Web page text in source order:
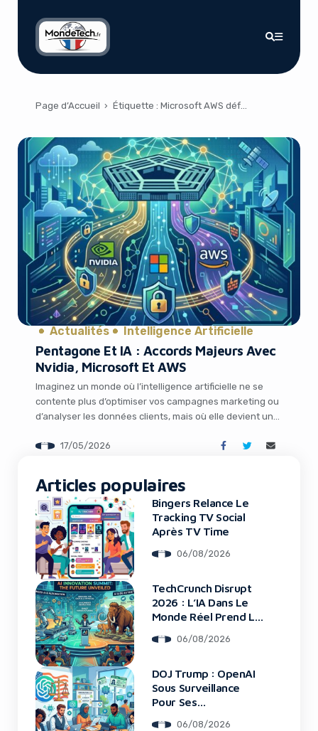
Page d’Accueil › Étiquette : Microsoft AWS défense
Actualités Intelligence Artificielle
Pentagone Et IA : Accords Majeurs Avec
Nvidia, Microsoft Et AWS
Imaginez un monde où l’intelligence artificielle ne se
contente plus d’optimiser vos campagnes marketing ou
d’analyser les données clients, mais où elle devient un
précisément ce qui se déroule en ce moment aux États-
17/05/2026
Articles populaires
Bingers Relance Le
Tracking TV Social
Après TV Time
06/08/2026
TechCrunch Disrupt
2026 : L’IA Dans Le
Monde Réel Prend La
06/08/2026
DOJ Trump : OpenAI
Sous Surveillance
Pour Ses
06/08/2026
using an ad-blocker!
Yes, I will turn off Ad-Blocker
No Thanks